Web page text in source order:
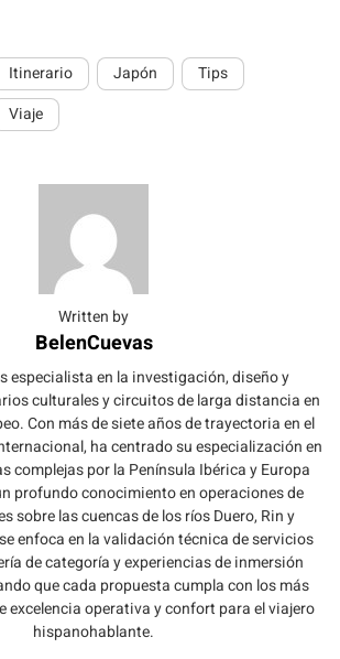
Itinerario Japón
Tips
Viaje
Written by
BelenCuevas
especialista en la investigación, diseño y
culturales y circuitos de larga distancia en
Con más de siete años de trayectoria en el
ha centrado su especialización en
complejas por la Península Ibérica y Europa
profundo conocimiento en operaciones de
sobre las cuencas de los ríos Duero, Rin y
enfoca en la validación técnica de servicios
de categoría y experiencias de inmersión
que cada propuesta cumpla con los más
excelencia operativa y confort para el viajero
hispanohablante.